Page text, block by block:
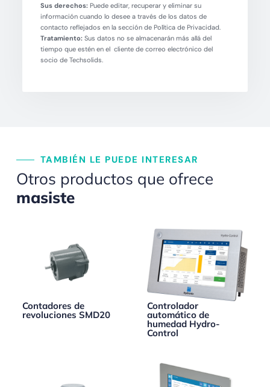
Sus derechos:Puede editar, recuperar y eliminar su
información cuando lo desee a través de los datos de
contacto reflejados en la sección de Política de Privacidad.
Tratamiento:Sus datos no se almacenarán más allá del
tiempo que estén en el cliente de correo electrónico del
socio de Techsolids.
TAMBIÉN LE PUEDE INTERESAR
Otros productos que ofrece
masiste
Contadores de
revoluciones SMD20
Controlador
automático de
humedad Hydro-
Control